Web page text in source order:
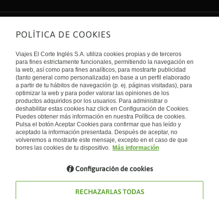
Sobre nosotros
Quiénes somos
Financiación
Sostenibilidad
Turismo accesible
Tarjeta El Corte Inglés
Trabaja con nosotros
El Corte Inglés
Canal Ético
Enlaces de interés
Guías de viaje
Catálogos
Auto check-in
Condiciones Generales
Política de privacidad
Política de cookies
Accesibilidad
Empresas/ Grupos
Internacional
España
Visita nuestro blog
Blog de Viajes el Corte inglés
POLÍTICA DE COOKIES
Viajes El Corte Inglés S.A. utiliza cookies propias y de terceros
para fines estrictamente funcionales, permitiendo la navegación en
la web, así como para fines analíticos, para mostrarte publicidad
(tanto general como personalizada) en base a un perfil elaborado
a partir de tu hábitos de navegación (p. ej. páginas visitadas), para
optimizar la web y para poder valorar las opiniones de los
productos adquiridos por los usuarios. Para administrar o
deshabilitar estas cookies haz click en Configuración de Cookies.
Puedes obtener más información en nuestra Política de cookies.
Pulsa el botón Aceptar Cookies para confirmar que has leído y
aceptado la información presentada. Después de aceptar, no
volveremos a mostrarte este mensaje, excepto en el caso de que
borres las cookies de tu dispositivo. Más información
Configuración de cookies
RECHAZARLAS TODAS